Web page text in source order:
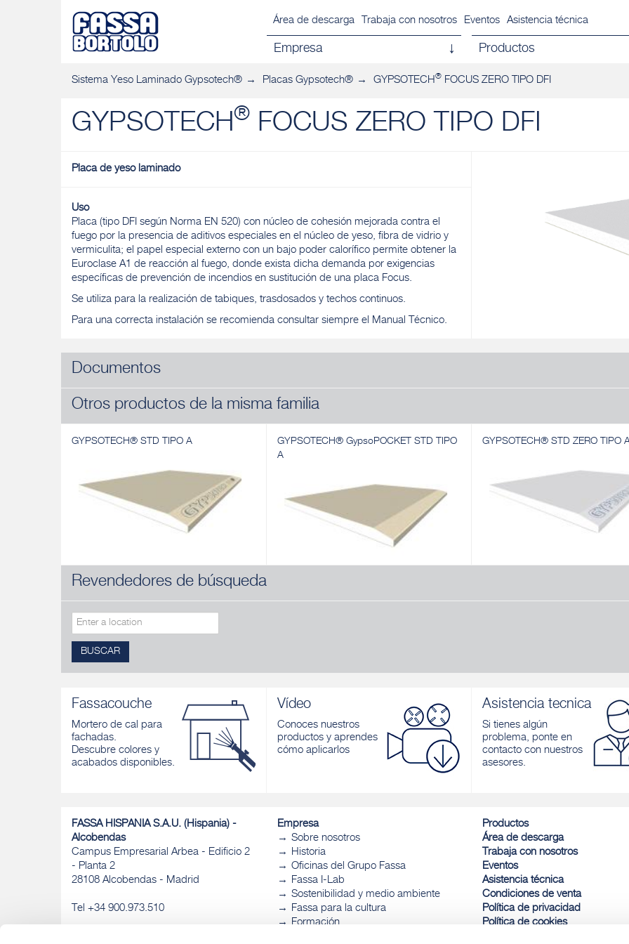
Área de descarga Trabaja con nosotros Eventos Asistencia técnica
Empresa Productos
Sistema Yeso Laminado Gypsotech® Placas Gypsotech® GYPSOTECH® FOCUS ZERO TIPO DFI
GYPSOTECH® FOCUS ZERO TIPO DFI
Placa de yeso laminado
Uso
Placa (tipo DFI según Norma EN 520) con núcleo de cohesión mejorada contra el
fuego por la presencia de aditivos especiales en el núcleo de yeso, fibra de vidrio y
vermiculita; el papel especial externo con un bajo poder calorífico permite obtener la
Euroclase A1 de reacción al fuego, donde exista dicha demanda por exigencias
específicas de prevención de incendios en sustitución de una placa Focus.
Se utiliza para la realización de tabiques, trasdosados y techos continuos.
Para una correcta instalación se recomienda consultar siempre el Manual Técnico.
Documentos
Otros productos de la misma familia
GYPSOTECH® STD TIPO A
GYPSOTECH® STD TIPO A
Descubrir
GYPSOTECH® GypsoPOCKET STD TIPO
A
Placa de yeso laminado
GYPSOTECH® STD ZERO TIPO
Revendedores de búsqueda
BUSCAR
Fassacouche
Mortero de cal para
fachadas.
Descubre colores y
acabados disponibles.
Vídeo
Conoces nuestros
productos y aprendes
cómo aplicarlos
Asistencia tecnica
Si tienes algún
problema, ponte en
contacto con nuestros
asesores.
FASSA HISPANIA S.A.U. (Hispania) -
Alcobendas
Campus Empresarial Arbea - Edificio 2
- Planta 2
28108 Alcobendas - Madrid
Tel +34 900.973.510
Empresa
Sobre nosotros
Historia
Oficinas del Grupo Fassa
Fassa I-Lab
Sostenibilidad y medio ambiente
Fassa para la cultura
Formación
Productos
Área de descarga
Trabaja con nosotros
Eventos
Asistencia técnica
Condiciones de venta
Política de privacidad
Política de cookies